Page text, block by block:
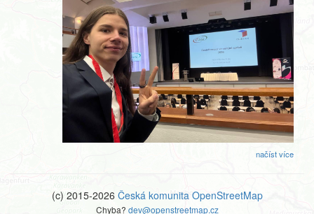
načíst více
(c) 2015-2026 Česká komunita OpenStreetMap
Chyba? dev@openstreetmap.cz